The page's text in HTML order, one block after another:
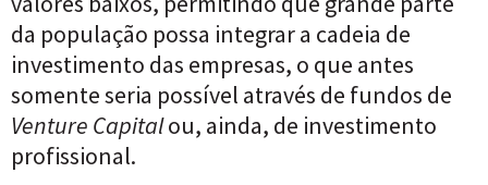
da população possa integrar a cadeia de
investimento das empresas, o que antes
somente seria possível através de fundos de
Venture Capitalou, ainda, de investimento
profissional.